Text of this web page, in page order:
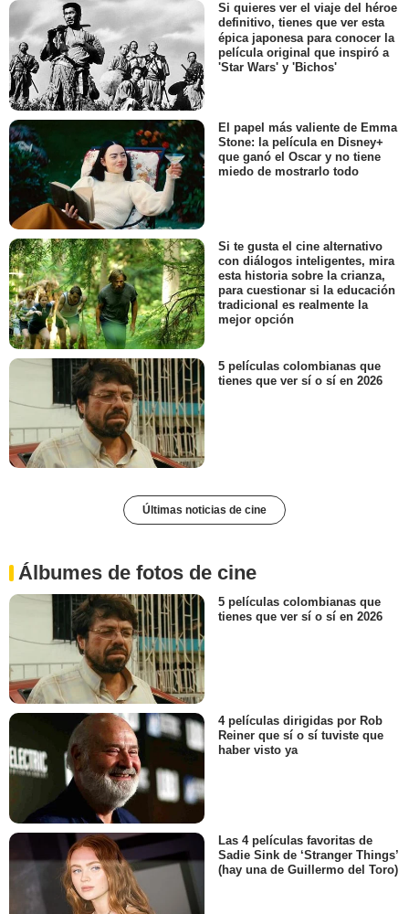
Si quieres ver el viaje del héroe
definitivo, tienes que ver esta
épica japonesa para conocer la
película original que inspiró a
'Star Wars' y 'Bichos'
El papel más valiente de Emma
Stone: la película en Disney+
que ganó el Oscar y no tiene
miedo de mostrarlo todo
Si te gusta el cine alternativo
con diálogos inteligentes, mira
esta historia sobre la crianza,
para cuestionar si la educación
tradicional es realmente la
mejor opción
5 películas colombianas que
tienes que ver sí o sí en 2026
Últimas noticias de cine
Álbumes de fotos de cine
5 películas colombianas que
tienes que ver sí o sí en 2026
4 películas dirigidas por Rob
Reiner que sí o sí tuviste que
haber visto ya
Las 4 películas favoritas de
Sadie Sink de ‘Stranger Things’
(hay una de Guillermo del Toro)